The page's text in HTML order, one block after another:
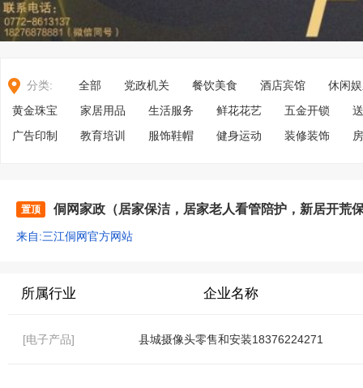
分类: 全部 党政机关 餐饮美食 酒店宾馆
休闲
黄金珠宝
家居用品 生活服务 鲜花花艺 五金开锁
广告印制
教育培训 服饰鞋帽 健身运动 装修装饰
置顶 侗网家政（居家保洁，居家老人看管陪护，新居开荒
来自:三江侗网官方网站
所属行业 企业名称
[电子产品] 县城摄像头零售和安装18376224271